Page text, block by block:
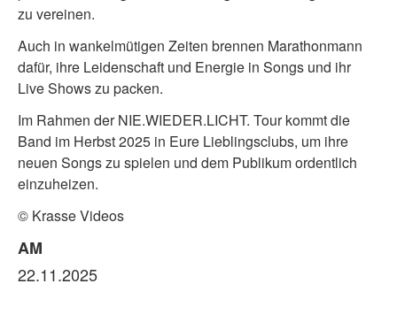
zu vereinen.
Auch in wankelmütigen Zeiten brennen Marathonmann
dafür, ihre Leidenschaft und Energie in Songs und ihr
Live Shows zu packen.
Im Rahmen der NIE.WIEDER.LICHT. Tour kommt die
Band im Herbst 2025 in Eure Lieblingsclubs, um ihre
neuen Songs zu spielen und dem Publikum ordentlich
einzuheizen.
© Krasse Videos
AM
22.11.2025